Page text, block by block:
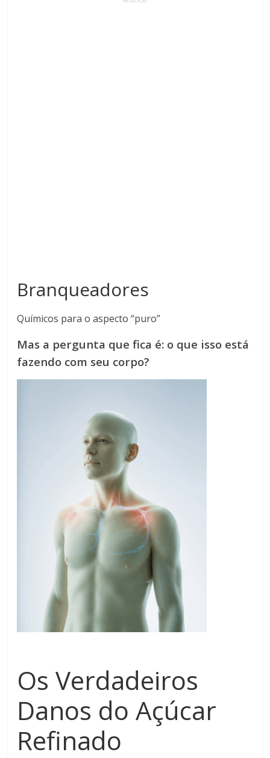
Branqueadores
Químicos para o aspecto “puro”
Mas a pergunta que fica é: o que isso está
fazendo com seu corpo?
Os Verdadeiros
Danos do Açúcar
Refinado